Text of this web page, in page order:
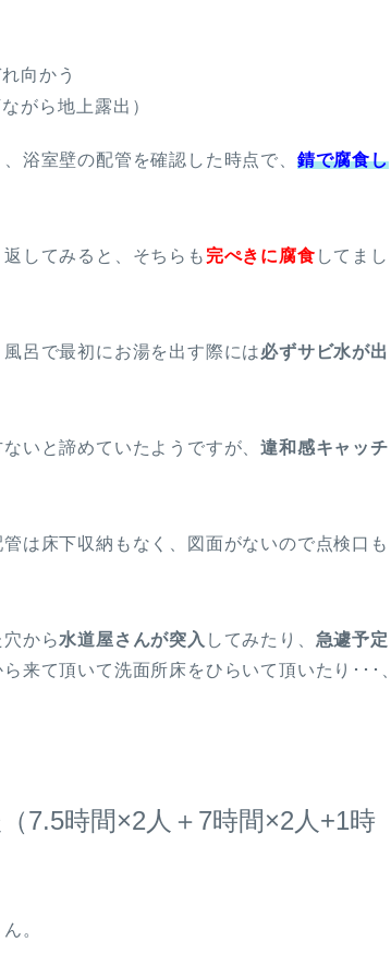
向かう
がら地上露出）
浴室壁の配管を確認した時点で、 錆で腐食し
してみると、そちらも 完ぺきに腐食 してまし
呂で最初にお湯を出す際には必ずサビ水が出
いと諦めていたようですが、違和感キャッチ
は床下収納もなく、図面がないので点検口も
から水道屋さんが突入 してみたり、 急遽予定
来て頂いて洗面所床をひらいて頂いたり･･･、
7.5時間×2人＋7時間×2人+1時
。